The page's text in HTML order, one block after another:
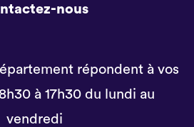
nous
répondent à vos
à 17h30 du lundi au
vendredi